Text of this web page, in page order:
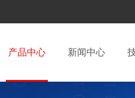
产品中心 新闻中心